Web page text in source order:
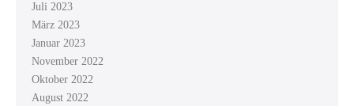
Juli 2023
März 2023
Januar 2023
November 2022
Oktober 2022
August 2022